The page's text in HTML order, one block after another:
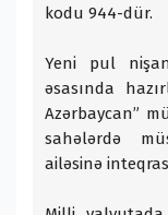
kodu 944-dür.
Yeni pul
əsasında
Azərbaycan”
sahələrdə
ailəsinə